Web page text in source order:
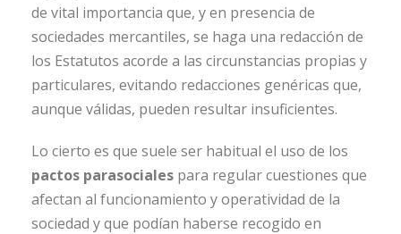
de vital importancia que, y en presencia de
sociedades mercantiles, se haga una redacción de
los Estatutos acorde a las circunstancias propias y
particulares, evitando redacciones genéricas que,
aunque válidas, pueden resultar insuficientes.
Lo cierto es que suele ser habitual el uso de los
pactos parasociales para regular cuestiones que
afectan al funcionamiento y operatividad de la
sociedad y que podían haberse recogido en